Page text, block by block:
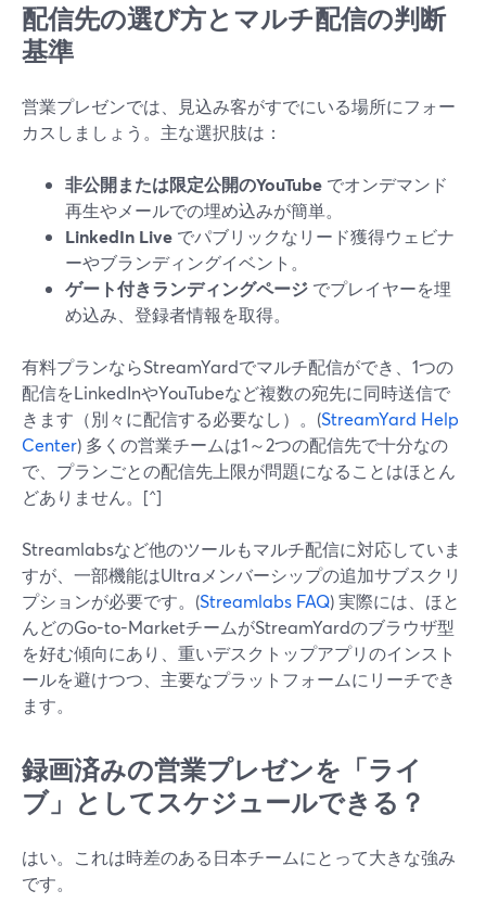
配信先の選び方とマルチ配信の判断
基準
営業プレゼンでは、見込み客がすでにいる場所にフォー
カスしましょう。主な選択肢は：
非公開または限定公開のYouTube でオンデマンド
再生やメールでの埋め込みが簡単。
LinkedIn Live でパブリックなリード獲得ウェビナ
ーやブランディングイベント。
ゲート付きランディングページ でプレイヤーを埋
め込み、登録者情報を取得。
有料プランならStreamYardでマルチ配信ができ、1つの
配信をLinkedInやYouTubeなど複数の宛先に同時送信で
きます（別々に配信する必要なし）。(StreamYard Help
Center) 多くの営業チームは1～2つの配信先で十分なの
で、プランごとの配信先上限が問題になることはほとん
どありません。[^]
Streamlabsなど他のツールもマルチ配信に対応していま
すが、一部機能はUltraメンバーシップの追加サブスクリ
プションが必要です。(Streamlabs FAQ) 実際には、ほと
んどのGo-to-MarketチームがStreamYardのブラウザ型
を好む傾向にあり、重いデスクトップアプリのインスト
ールを避けつつ、主要なプラットフォームにリーチでき
ます。
録画済みの営業プレゼンを「ライ
ブ」としてスケジュールできる？
はい。これは時差のある日本チームにとって大きな強み
です。